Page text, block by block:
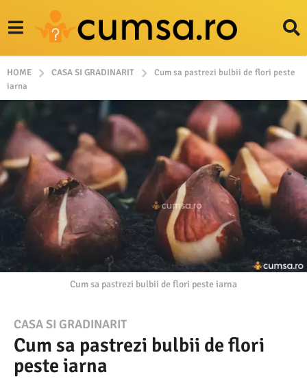
HOME CASA SI GRADINARIT
Cum sa pastrezi bulbii de flori peste
iarna
Cum sa pastrezi bulbii de flori peste iarna
2
7
.
CASA SI GRADINARIT
Cum sa pastrezi bulbii de flori
peste iarna